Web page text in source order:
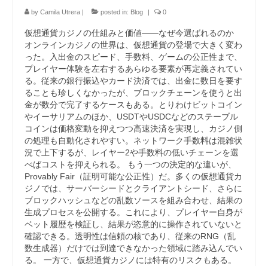
by Camila Utrera | posted in: Blog | 0
仮想通貨カジノの仕組みと価値――なぜ今選ばれるのか
オンラインカジノの世界は、仮想通貨の登場で大きく変わ
った。入出金のスピード、手数料、ゲームの公正性まで、
プレイヤー体験を左右するあらゆる要素が再定義されてい
る。従来の銀行振込やカード決済では、出金に数日を要す
ることも珍しくなかったが、ブロックチェーンを使うと出
金が数分で完了するケースもある。とりわけビットコイン
やイーサリアムのほか、USDTやUSDCなどのステーブル
コインは価格変動を抑えつつ高速決済を実現し、カジノ側
の処理も自動化されやすい。ネットワーク手数料は混雑状
況で上下するが、レイヤー2や手数料の低いチェーンを選
べばコストを抑えられる。 もう一つの決定的な違いが、
Provably Fair（証明可能な公正性）だ。多くの仮想通貨カ
ジノでは、サーバーシードとクライアントシード、さらに
ブロックハッシュなどの乱数ソースを組み合わせ、結果の
生成プロセスを公開する。これにより、プレイヤー自身が
ベット履歴を検証し、結果が恣意的に操作されていないと
確認できる。透明性は信頼の核であり、従来のRNG（乱
数生成器）だけでは到達できなかった領域に踏み込んでい
る。 一方で、仮想通貨カジノには特有のリスクもある。